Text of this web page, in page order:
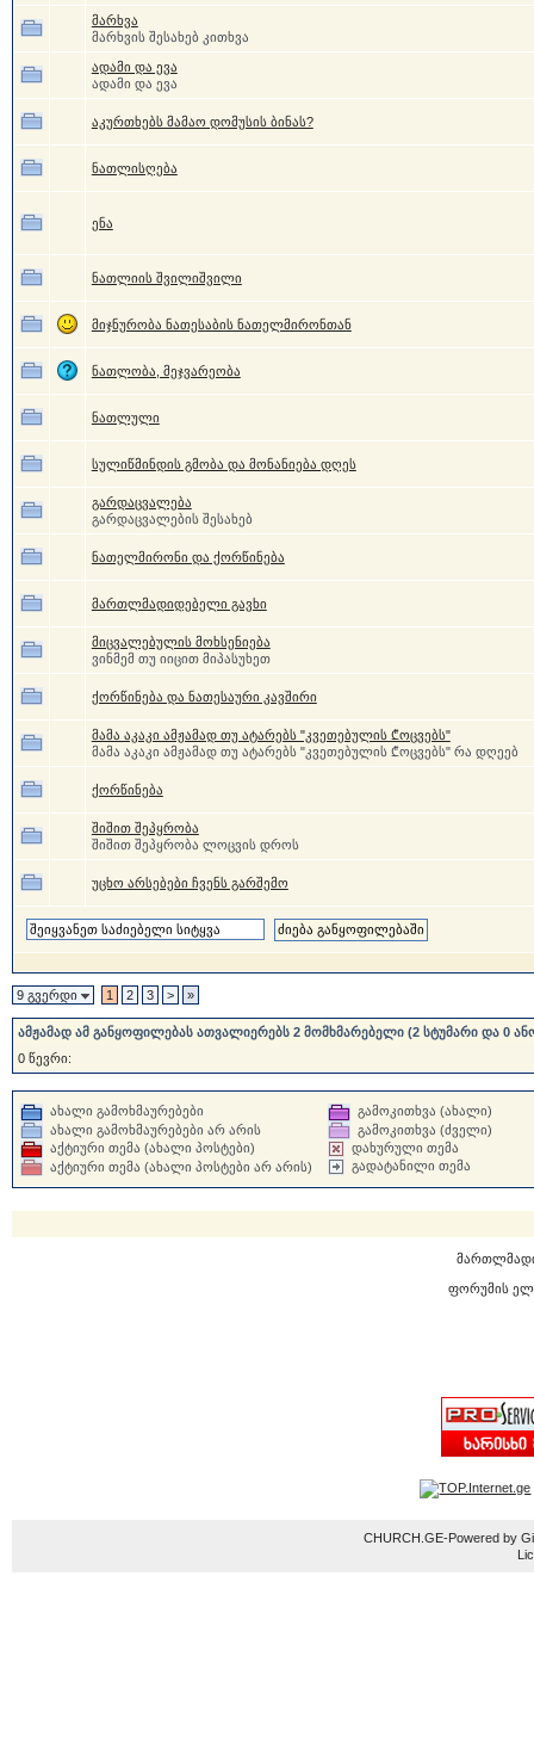
მარხვა
მარხვის შესახებ კითხვა
ადამი და ევა
ადამი და ევა
აკურთხებს მამაო დომუსის ბინას?
ნათლისღება
ენა
ნათლიის შვილიშვილი
მიჯნურობა ნათესაბის ნათელმირონთან
ნათლობა, მეჯვარეობა
ნათლული
სულიწმინდის გმობა და მონანიება დღეს
გარდაცვალება
გარდაცვალების შესახებ
ნათელმირონი და ქორწინება
მართლმადიდებელი გავხი
მიცვალებულის მოხსენიება
ვინმემ თუ იიცით მიპასუხეთ
ქორწინება და ნათესაური კავშირი
მამა აკაკი ამჟამად თუ ატარებს "კვეთებულის ₾ოცვებს"
მამა აკაკი ამჟამად თუ ატარებს "კვეთებულის ₾ოცვებს" რა დღეებ
ქორწინება
შიშით შეპყრობა
შიშით შეპყრობა ლოცვის დროს
უცხო არსებები ჩვენს გარშემო
9 გვერდი 1 2 3 > »
ამჟამად ამ განყოფილებას ათვალიერებს 2 მომხმარებელი (2 სტუმარი და 0
0 წევრი:
ახალი გამოხმაურებები
ახალი გამოხმაურებები არ არის
აქტიური თემა (ახალი პოსტები)
აქტიური თემა (ახალი პოსტები არ არის)
გამოკითხვა (ახალი)
გამოკითხვა (ძველი)
დახურული თემა
გადატანილი თემა
ფორუმის
CHURCH.GE-Powered by